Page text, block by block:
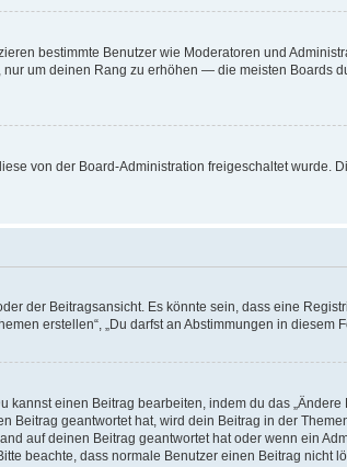
bestimmte Benutzer wie Moderatoren und
um deinen Rang zu erhöhen — die meisten Boards
von der Board-Administration freigeschaltet wurde.
der Beitragsansicht. Es könnte sein, dass eine
erstellen“, „Du darfst an Abstimmungen in diesem
einen Beitrag bearbeiten, indem du das
geantwortet hat, wird dein Beitrag in der
auf deinen Beitrag geantwortet hat oder wenn ein
beachte, dass normale Benutzer einen Beitrag nicht